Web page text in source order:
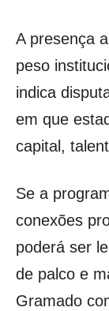
A presença
peso
indica
em que
capital,
Se a
conexões
poderá ser
de palco e
Gramado